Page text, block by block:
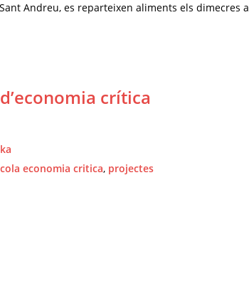
Andreu, es reparteixen aliments els dimecres a
crítica
economia critica, projectes